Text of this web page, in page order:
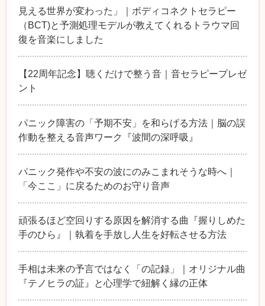
見える世界が変わった」｜ボディコネクトセラピー
（BCT)と予測処理モデルが教えてくれるトラウマ回
復を音楽にしました
【22周年記念】聴くだけで整う音｜音セラピープレゼ
ント
パニック障害の「予期不安」を和らげる方法｜脳の誤
作動を整える音声ワーク『波間の深呼吸』
パニック発作や不安の波にのみこまれそうな時へ｜
「今ここ」に戻るためのお守り音声
頑張るほど空回りする原因を解消する曲『握りしめた
手のひら』｜執着を手放し人生を好転させる方法
手相は未来の予言ではなく「の記録」｜オリジナル曲
『テノヒラの証』と心理学で紐解く縁の正体